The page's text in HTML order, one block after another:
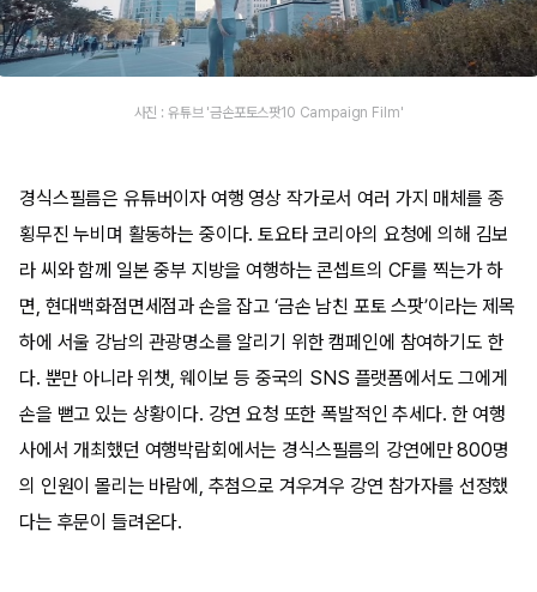
사진 : 유튜브 '금손포토스팟10 Campaign Film'
경식스필름은 유튜버이자 여행 영상 작가로서 여러 가지 매체를 종
횡무진 누비며 활동하는 중이다. 토요타 코리아의 요청에 의해 김보
라 씨와 함께 일본 중부 지방을 여행하는 콘셉트의 CF를 찍는가 하
면, 현대백화점면세점과 손을 잡고 ‘금손 남친 포토 스팟’이라는 제목
하에 서울 강남의 관광명소를 알리기 위한 캠페인에 참여하기도 한
다. 뿐만 아니라 위챗, 웨이보 등 중국의 SNS 플랫폼에서도 그에게
손을 뻗고 있는 상황이다. 강연 요청 또한 폭발적인 추세다. 한 여행
사에서 개최했던 여행박람회에서는 경식스필름의 강연에만 800명
의 인원이 몰리는 바람에, 추첨으로 겨우겨우 강연 참가자를 선정했
다는 후문이 들려온다.